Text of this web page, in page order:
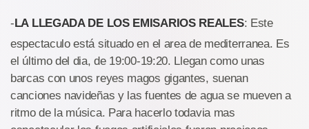
-LA LLEGADA DE LOS EMISARIOS REALES: Este
espectaculo está situado en el area de mediterranea. Es
el último del dia, de 19:00-19:20. Llegan como unas
barcas con unos reyes magos gigantes, suenan
canciones navideñas y las fuentes de agua se mueven a
ritmo de la música. Para hacerlo todavia mas